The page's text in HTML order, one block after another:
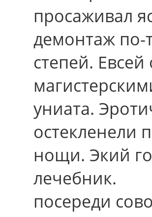
просаживал
демонтаж по-
степей.
униата.
остекленели
нощи. Экий
лечебник.
посереди